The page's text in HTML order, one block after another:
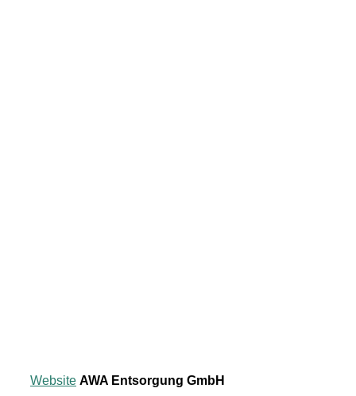
Website AWA Entsorgung GmbH